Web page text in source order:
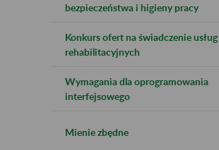
bezpieczeństwa i higieny pracy
Konkurs ofert na świadczenie usług
rehabilitacyjnych
Wymagania dla oprogramowania
interfejsowego
Mienie zbędne